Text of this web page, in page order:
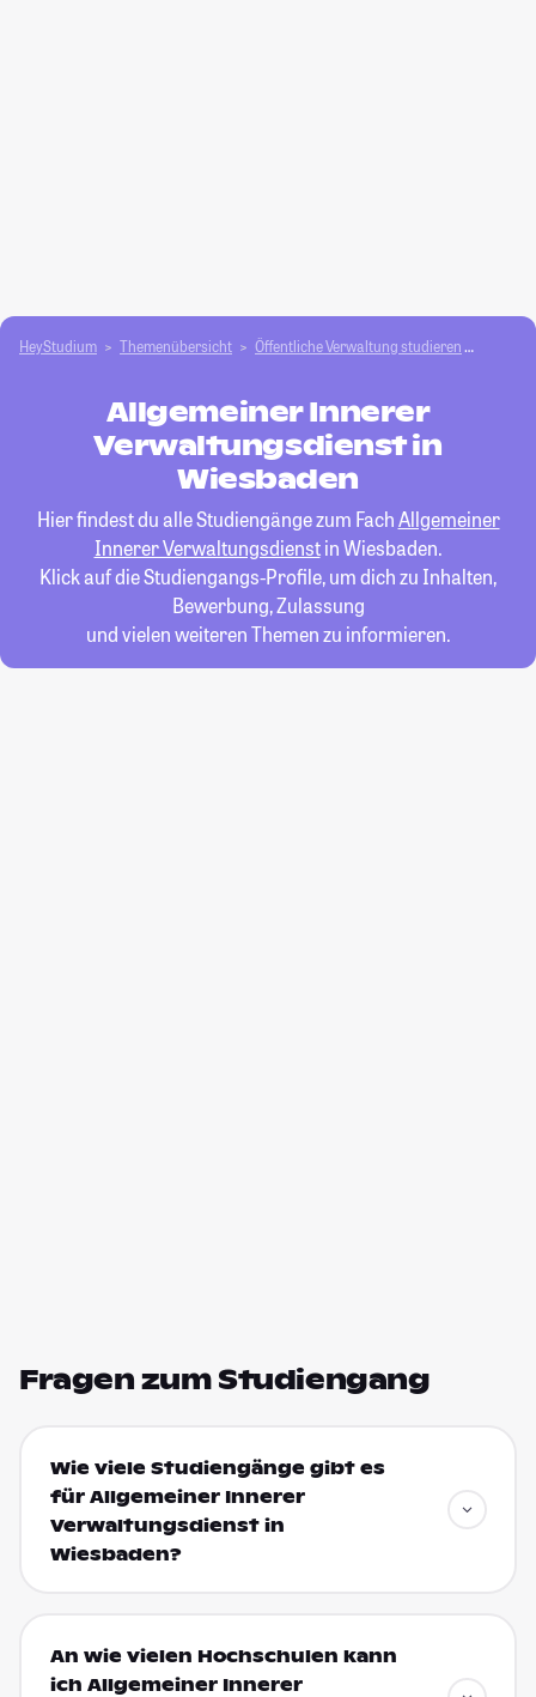
HeyStudium Themenübersicht Öffentliche Verwaltung studieren
Allgemeiner Innerer
Verwaltungsdienst in
Wiesbaden
Hier findest du alle Studiengänge zum FachAllgemeiner
Innerer Verwaltungsdienstin Wiesbaden.
Klick auf die Studiengangs-Profile, um dich zu Inhalten,
Bewerbung, Zulassung
und vielen weiteren Themen zu informieren.
Fragen zum Studiengang
Wie viele Studiengänge gibt es
für Allgemeiner Innerer
Verwaltungsdienst in
Wiesbaden?
An wie vielen Hochschulen kann
ich Allgemeiner Innerer